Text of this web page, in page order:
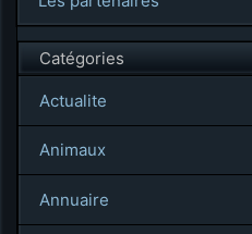
Catégories
Actualite
Animaux
Annuaire